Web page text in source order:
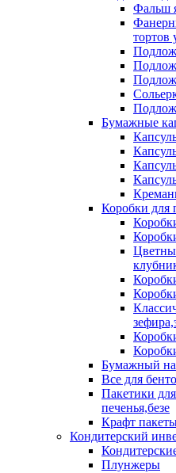
Фальш
тортов
Бумажные
Коробки для
Бумажный
Все для
Пакетики
печенья,безе
Крафт
Кондитерский
Плунжеры